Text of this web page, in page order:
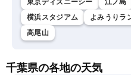
東京ディズニーシー 江ノ島
横浜スタジアム
よみうりラ
高尾山
千葉県の各地の天気